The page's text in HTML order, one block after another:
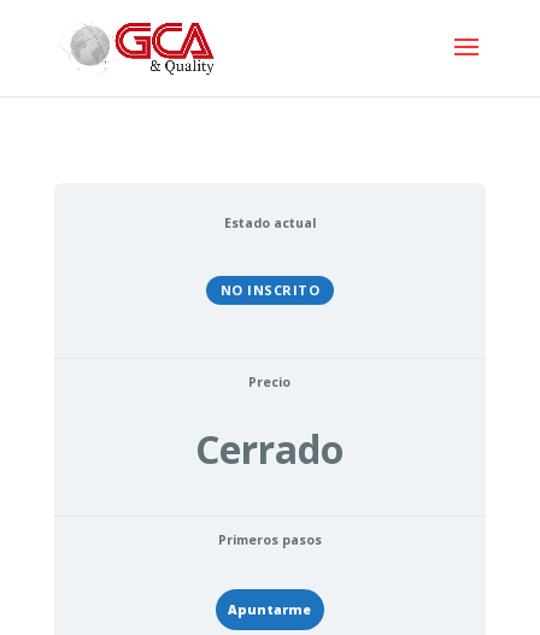
Estado actual
NO INSCRITO
Precio
Cerrado
Primeros pasos
Apuntarme